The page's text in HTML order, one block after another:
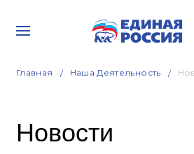
Главная Наша Деятельность
Новости